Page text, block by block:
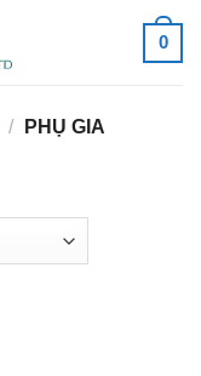
0
/ PHỤ GIA